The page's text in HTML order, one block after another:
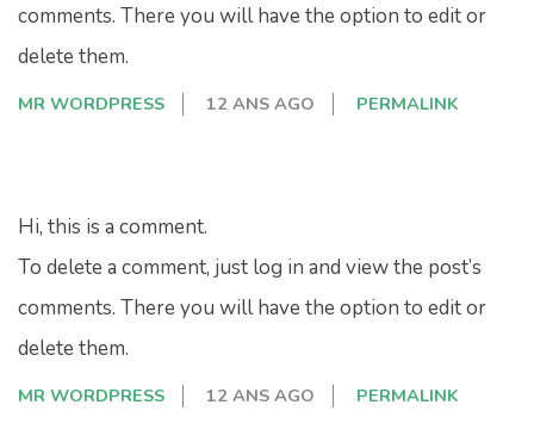
comments. There you will have the option to edit or
delete them.
MR WORDPRESS 12 ANS AGO PERMALINK
Hi, this is a comment.
To delete a comment, just log in and view the post’s
comments. There you will have the option to edit or
delete them.
MR WORDPRESS 12 ANS AGO PERMALINK